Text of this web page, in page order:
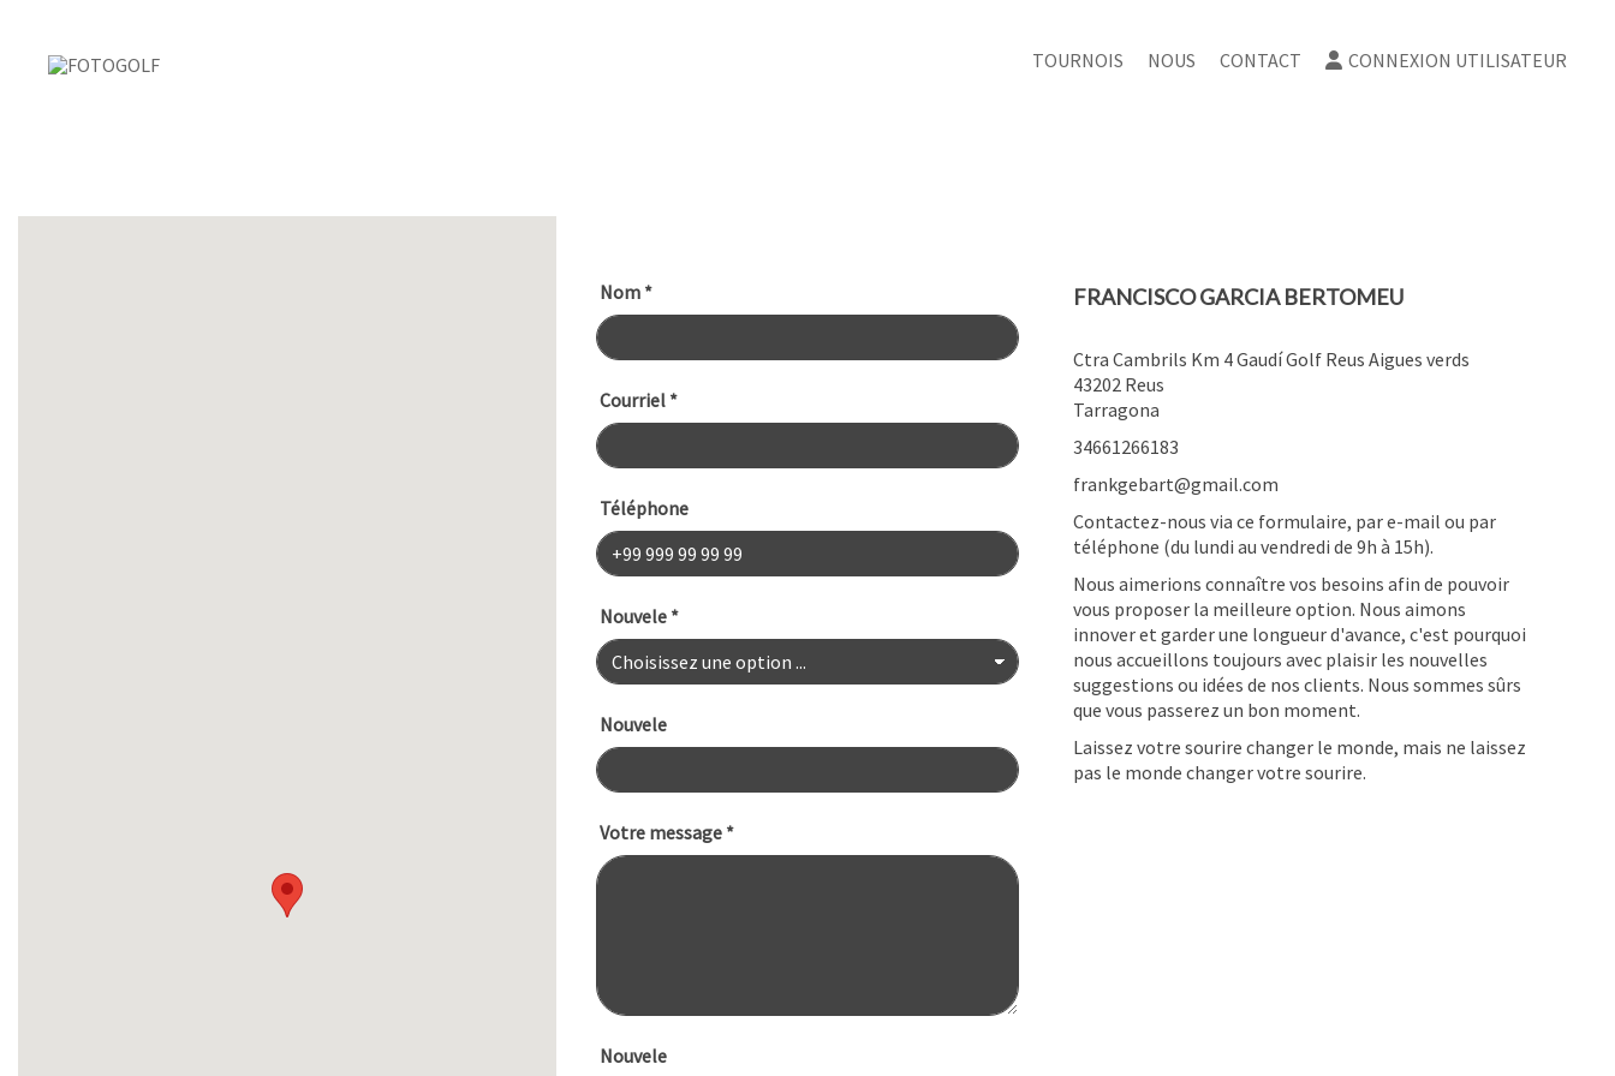
TOURNOIS NOUS CONTACT CONNEXION UTILISATEUR
FRANCISCO GARCIA BERTOMEU
Ctra Cambrils Km 4 Gaudí Golf Reus Aigues verds
43202 Reus
Tarragona
34661266183
frankgebart@gmail.com
Contactez-nous via ce formulaire, par e-mail ou par
téléphone (du lundi au vendredi de 9h à 15h).
Nous aimerions connaître vos besoins afin de pouvoir
vous proposer la meilleure option. Nous aimons
innover et garder une longueur d'avance, c'est pourquoi
nous accueillons toujours avec plaisir les nouvelles
suggestions ou idées de nos clients. Nous sommes sûrs
que vous passerez un bon moment.
Laissez votre sourire changer le monde, mais ne laissez
pas le monde changer votre sourire.
Nom *
Courriel *
Téléphone
Nouvele *
Nouvele
Votre message *
Nouvele